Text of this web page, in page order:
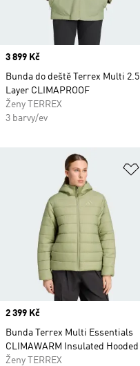
Price
3 899 Kč
Bunda do deště Terrex Multi 2.5
Layer CLIMAPROOF
Ženy TERREX
3 barvy/ev
Price
2 399 Kč
Bunda Terrex Multi Essentials
CLIMAWARM Insulated Hooded
Ženy TERREX